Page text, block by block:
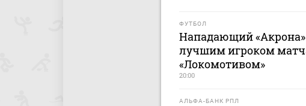
ФУТБОЛ
Нападающий
лучшим игроком
«Локомотивом»
20:00
АЛЬФА-БАНК РПЛ